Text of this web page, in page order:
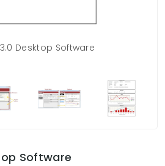
Desktop Software
Software